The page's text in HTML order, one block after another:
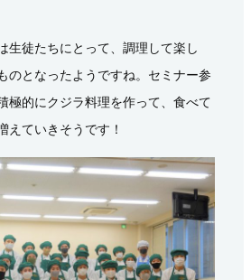
生徒たちにとって、調理して楽し
のとなったようですね。セミナー参
極的にクジラ料理を作って、食べて
えていきそうです！